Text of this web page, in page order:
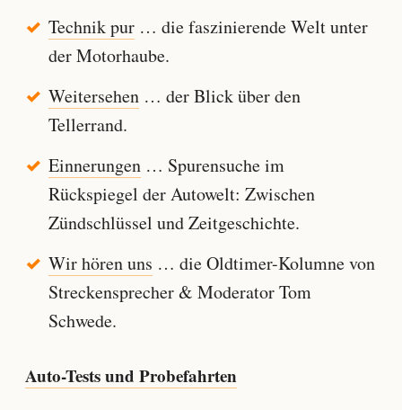
Technik pur… die faszinierende Welt unter
der Motorhaube.
Weitersehen… der Blick über den
Tellerrand.
Einnerungen… Spurensuche im
Rückspiegel der Autowelt: Zwischen
Zündschlüssel und Zeitgeschichte.
Wir hören uns … die Oldtimer-Kolumne von
Streckensprecher & Moderator Tom
Schwede.
Auto-Tests und Probefahrten